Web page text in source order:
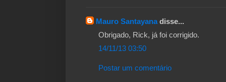
Mauro Santayanadisse...
Obrigado, Rick, já foi corrigido.
14/11/13 03:50
Postar um comentário